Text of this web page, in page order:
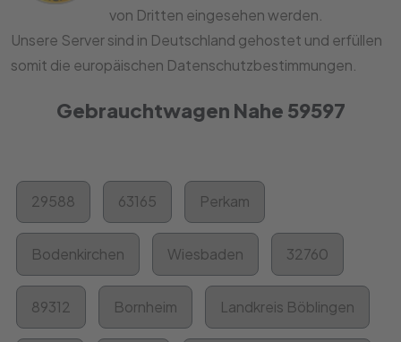
von Dritten eingesehen werden.
Unsere Server sind in Deutschland gehostet und erfüllen
somit die europäischen Datenschutzbestimmungen.
Gebrauchtwagen Nahe 59597
29588 63165 Perkam
Bodenkirchen Wiesbaden 32760
89312 Bornheim Landkreis Böblingen